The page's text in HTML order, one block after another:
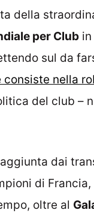
della
per Club
sul da
consiste nella
del club –
dai
di
oltre al